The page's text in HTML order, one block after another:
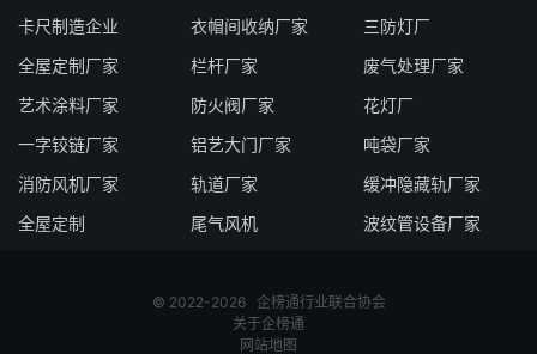
卡尺制造企业
衣帽间收纳厂家
三防灯厂
全屋定制厂家
栏杆厂家
废气处理厂家
艺术涂料厂家
防火阀厂家
花灯厂
一字铰链厂家
铝艺大门厂家
吨袋厂家
消防风机厂家
轨道厂家
缓冲隐藏轨厂家
全屋定制
尾气风机 波纹管设备厂家
© 2022-2026 企榜通行业联合协会
关于企榜通
网站地图